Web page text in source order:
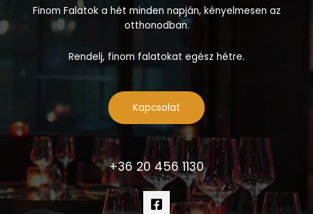
Finom Falatok a hét minden napján, kényelmesen az
otthonodban.
Rendelj, finom falatokat egész hétre.
Kapcsolat
+36 20 456 1130